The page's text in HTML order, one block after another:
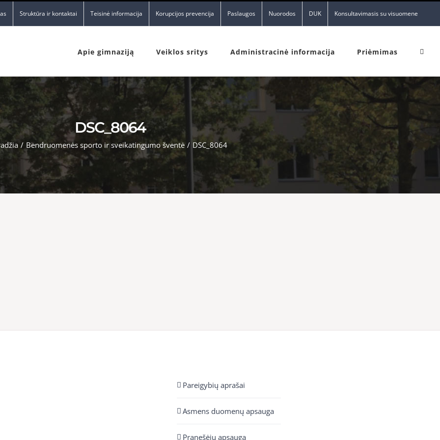
Struktūra ir kontaktai Teisinė informacija Korupcijos prevencija Paslaugos Nuorodos DUK Konsultavimasis su visuomene
Apie gimnaziją Veiklos sritys Administracinė informacija Priėmimas
DSC_8064
/ Bendruomenės sporto ir sveikatingumo šventė / DSC_8064
Pareigybių aprašai
Asmens duomenų apsauga
Pranešėjų apsauga